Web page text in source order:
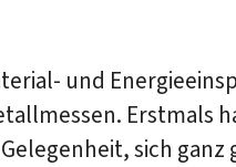
und
Erstmals
sich